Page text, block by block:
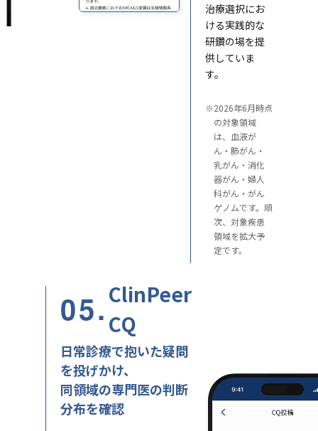
治療選択にお
ける実践的な
研鑽の場を提
供していま
す。
※2026年6月時点
の対象領域
は、血液が
ん・肺がん・
乳がん・消化
器がん・婦人
科がん・がん
ゲノムです。順
次、対象疾患
領域を拡大予
定です。
05. ClinPeer
CQ
日常診療で抱いた疑問
を投げかけ、
同領域の専門医の判断
分布を確認